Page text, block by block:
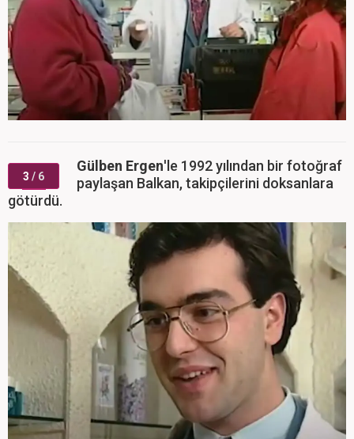
3 / 6
Gülben Ergen'le 1992 yılından bir fotoğraf
paylaşan Balkan, takipçilerini doksanlara
götürdü.